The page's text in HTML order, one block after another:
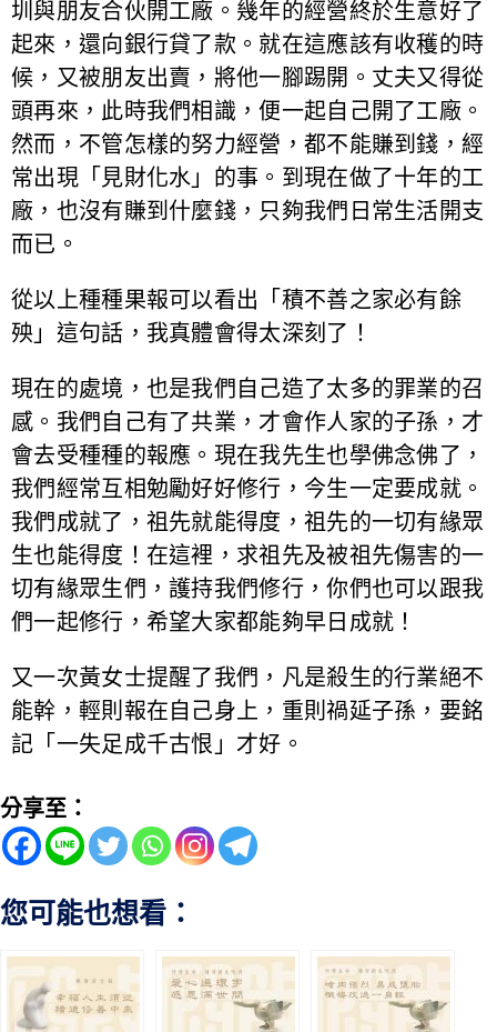
圳與朋友合伙開工廠。幾年的經營終於生意好了
起來，還向銀行貸了款。就在這應該有收穫的時
候，又被朋友出賣，將他一腳踢開。丈夫又得從
頭再來，此時我們相識，便一起自己開了工廠。
然而，不管怎樣的努力經營，都不能賺到錢，經
常出現「見財化水」的事。到現在做了十年的工
廠，也沒有賺到什麼錢，只夠我們日常生活開支
而已。
從以上種種果報可以看出「積不善之家必有餘
殃」這句話，我真體會得太深刻了！
現在的處境，也是我們自己造了太多的罪業的召
感。我們自己有了共業，才會作人家的子孫，才
會去受種種的報應。現在我先生也學佛念佛了，
我們經常互相勉勵好好修行，今生一定要成就。
我們成就了，祖先就能得度，祖先的一切有緣眾
生也能得度！在這裡，求祖先及被祖先傷害的一
切有緣眾生們，護持我們修行，你們也可以跟我
們一起修行，希望大家都能夠早日成就！
又一次黃女士提醒了我們，凡是殺生的行業絕不
能幹，輕則報在自己身上，重則禍延子孫，要銘
記「一失足成千古恨」才好。
分享至：
您可能也想看：